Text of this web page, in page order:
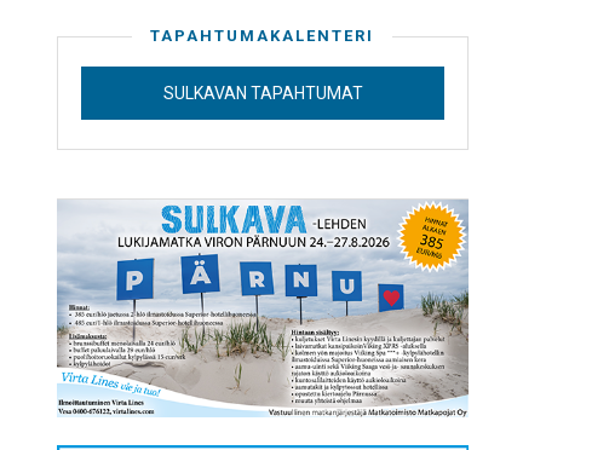
TAPAHTUMAKALENTERI
SULKAVAN TAPAHTUMAT